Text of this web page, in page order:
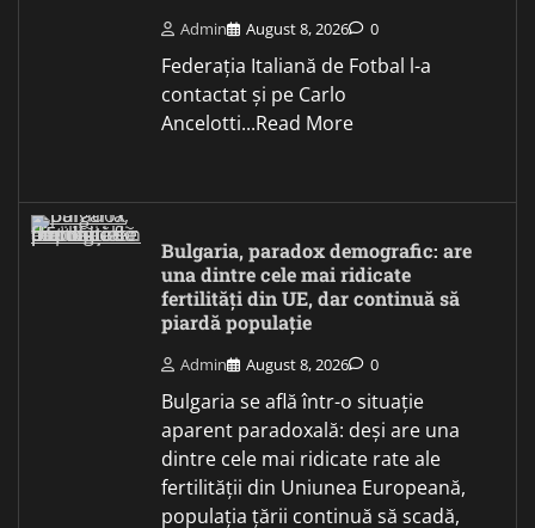
Admin August 8, 2026 0
Federația Italiană de Fotbal l-a
contactat și pe Carlo
Ancelotti...Read More
Bulgaria, paradox demografic: are
una dintre cele mai ridicate
fertilități din UE, dar continuă să
piardă populație
Admin August 8, 2026 0
Bulgaria se află într-o situație
aparent paradoxală: deși are una
dintre cele mai ridicate rate ale
fertilității din Uniunea Europeană,
populația țării continuă să scadă,